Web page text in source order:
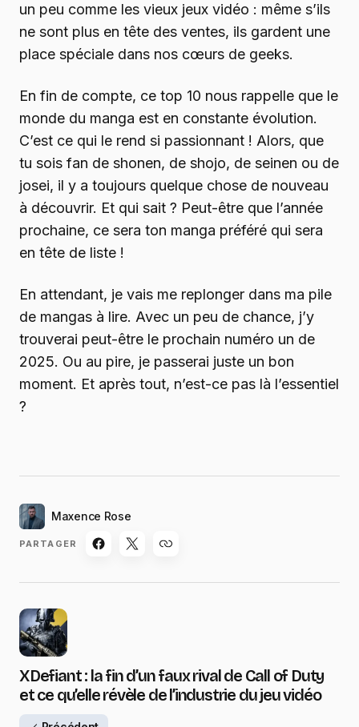
un peu comme les vieux jeux vidéo : même s’ils
ne sont plus en tête des ventes, ils gardent une
place spéciale dans nos cœurs de geeks.
En fin de compte, ce top 10 nous rappelle que le
monde du manga est en constante évolution.
C’est ce qui le rend si passionnant ! Alors, que
tu sois fan de shonen, de shojo, de seinen ou de
josei, il y a toujours quelque chose de nouveau
à découvrir. Et qui sait ? Peut-être que l’année
prochaine, ce sera ton manga préféré qui sera
en tête de liste !
En attendant, je vais me replonger dans ma pile
de mangas à lire. Avec un peu de chance, j’y
trouverai peut-être le prochain numéro un de
2025. Ou au pire, je passerai juste un bon
moment. Et après tout, n’est-ce pas là l’essentiel
?
Maxence Rose
PARTAGER
XDefiant : la fin d’un faux rival de Call of Duty
et ce qu’elle révèle de l’industrie du jeu vidéo